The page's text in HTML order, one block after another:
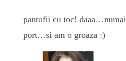
pantofii cu toc!
port…si am o groaza :)